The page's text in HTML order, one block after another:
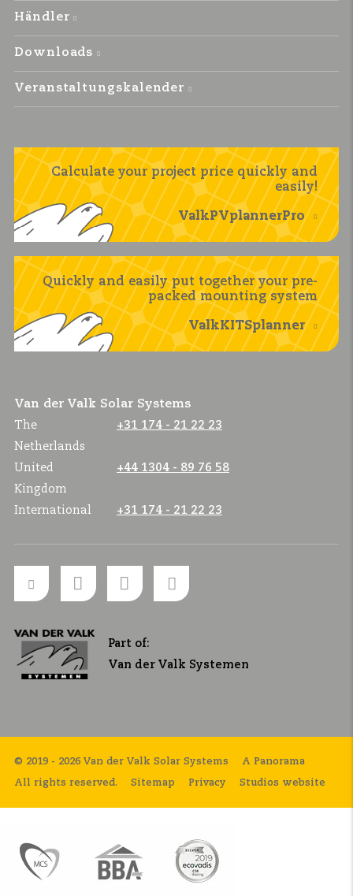
Händler
Downloads
Veranstaltungskalender
Calculate your project price quickly and
easily!
ValkPVplannerPro
Quickly and easily put together your pre-
packed mounting system
ValkKITSplanner
Van der Valk Solar Systems
The
Netherlands
+31 174 - 21 22 23
United
Kingdom
+44 1304 - 89 76 58
International +31 174 - 21 22 23
Part of:
Van der Valk Systemen
© 2019 - 2026 Van der Valk Solar Systems
All rights reserved. Sitemap Privacy
A Panorama
Studios website